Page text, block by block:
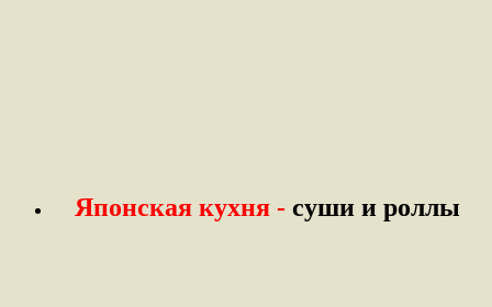
Японская кухня - суши и роллы